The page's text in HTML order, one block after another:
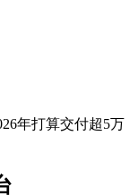
年打算交付超5万